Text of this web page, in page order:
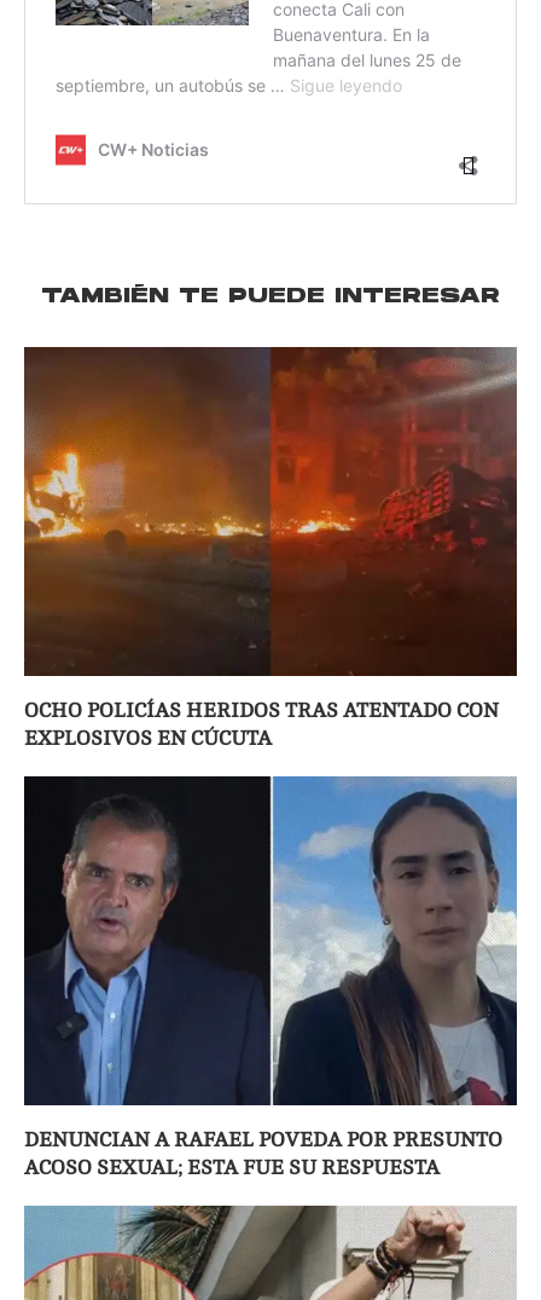
TAMBIÉN TE PUEDE INTERESAR
OCHO POLICÍAS HERIDOS TRAS ATENTADO CON
EXPLOSIVOS EN CÚCUTA
DENUNCIAN A RAFAEL POVEDA POR PRESUNTO
ACOSO SEXUAL; ESTA FUE SU RESPUESTA